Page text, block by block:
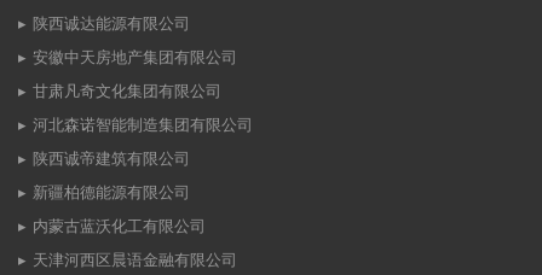
陕西诚达能源有限公司
安徽中天房地产集团有限公司
甘肃凡奇文化集团有限公司
河北森诺智能制造集团有限公司
陕西诚帝建筑有限公司
新疆柏德能源有限公司
内蒙古蓝沃化工有限公司
天津河西区晨语金融有限公司